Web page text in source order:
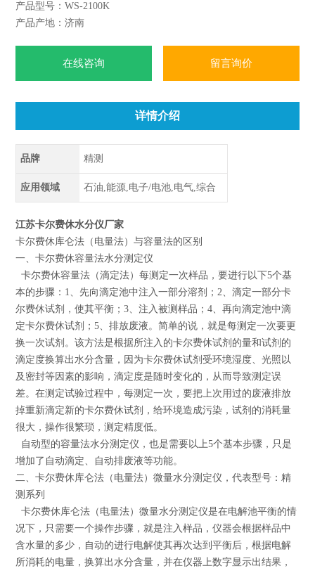
动移动样品盘，设定气化温度，设定载气通气时间等测量条
件，均可由主机操控与自动测量。
产品型号：WS-2100K
产品产地：济南
在线咨询 留言询价
详情介绍
品牌 精测
应用领域 石油,能源,电子/电池,电气,综合
江苏卡尔费休水分仪厂家
卡尔费休库仑法（电量法）与容量法的区别
一、卡尔费休容量法水分测定仪
卡尔费休容量法（滴定法）每测定一次样品，要进行以下5个基
本的步骤：1、先向滴定池中注入一部分溶剂；2、滴定一部分卡
尔费休试剂，使其平衡；3、注入被测样品；4、再向滴定池中滴
定卡尔费休试剂；5、排放废液。简单的说，就是每测定一次要更
换一次试剂。该方法是根据所注入的卡尔费休试剂的量和试剂的
滴定度换算出水分含量，因为卡尔费休试剂受环境湿度、光照以
及密封等因素的影响，滴定度是随时变化的，从而导致测定误
差。在测定试验过程中，每测定一次，要把上次用过的废液排放
掉重新滴定新的卡尔费休试剂，给环境造成污染，试剂的消耗量
很大，操作很繁琐，测定精度低。
自动型的容量法水分测定仪，也是需要以上5个基本步骤，只是
增加了自动滴定、自动排废液等功能。
二、卡尔费休库仑法（电量法）微量水分测定仪，代表型号：精
测系列
卡尔费休库仑法（电量法）微量水分测定仪是在电解池平衡的情
况下，只需要一个操作步骤，就是注入样品，仪器会根据样品中
含水量的多少，自动的进行电解使其再次达到平衡后，根据电解
所消耗的电量，换算出水分含量，并在仪器上数字显示出结果，